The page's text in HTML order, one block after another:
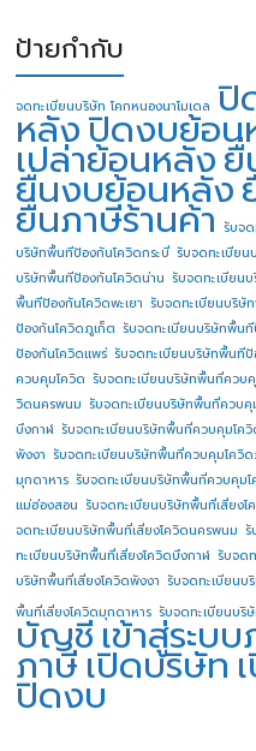
ป้ายกำกับ
จดทะเบียนบริษัท โคกหนองนาโมเดล ปิ
หลังปิดงบย้อน
เปล่าย้อนหลังยื่
ยื่นงบย้อนหลัง
ยื่นภาษีร้านค้า รับจ
บริษัทพื้นทีป้องกันโควิดกระบี่ รับจดทะเบีย
บริษัทพื้นทีป้องกันโควิดน่าน รับจดทะเบียน
พื้นทีป้องกันโควิดพะเยา รับจดทะเบียนบริษั
ป้องกันโควิดภูเก็ต รับจดทะเบียนบริษัทพื้น
ป้องกันโควิดแพร่ รับจดทะเบียนบริษัทพื้นที
ควบคุมโควิด รับจดทะเบียนบริษัทพื้นที่ควบ
วิดนครพนม รับจดทะเบียนบริษัทพื้นที่ควบคุ
บึงกาฬ รับจดทะเบียนบริษัทพื้นที่ควบคุมโควิ
พังงา รับจดทะเบียนบริษัทพื้นที่ควบคุมโควิ
มุกดาหาร รับจดทะเบียนบริษัทพื้นที่ควบคุม
แม่ฮ่องสอน รับจดทะเบียนบริษัทพื้นที่เสี่ยงโ
จดทะเบียนบริษัทพื้นที่เสี่ยงโควิดนครพนม
ทะเบียนบริษัทพื้นที่เสี่ยงโควิดบึงกาฬ รับจด
บริษัทพื้นที่เสี่ยงโควิดพังงา รับจดทะเบียนบ
พื้นที่เสี่ยงโควิดมุกดาหาร รับจดทะเบียนบริ
บัญชี เข้าสู่ระบ
ภาษีเปิดบริษัท
ปิดงบ